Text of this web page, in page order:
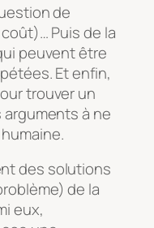
de
Puis de la
peuvent être
Et enfin,
trouver un
à ne
des solutions
de la
eux,